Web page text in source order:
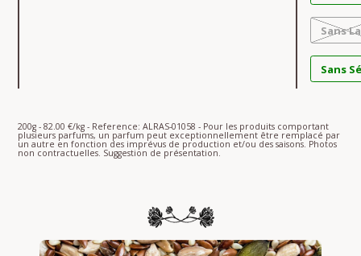
Sans
Sans
200g - 82.00 €/kg - Reference: ALRAS-01058 - Pour les produits comportant
plusieurs parfums, un parfum peut exceptionnellement être remplacé par
un autre en fonction des imprévus de production et/ou des saisons. Photos
non contractuelles. Suggestion de présentation.